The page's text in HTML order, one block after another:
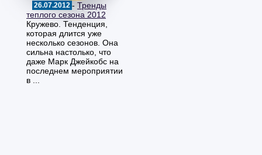
26.07.2012 - Тренды
теплого сезона 2012
Кружево. Тенденция,
которая длится уже
несколько сезонов. Она
сильна настолько, что
даже Марк Джейкобс на
последнем мероприятии
в ...